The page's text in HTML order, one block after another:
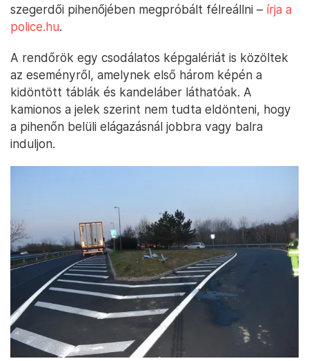
szegerdői pihenőjében megpróbált félreállni – írja a
police.hu.
A rendőrök egy csodálatos képgalériát is közöltek
az eseményről, amelynek első három képén a
kidöntött táblák és kandeláber láthatóak. A
kamionos a jelek szerint nem tudta eldönteni, hogy
a pihenőn belüli elágazásnál jobbra vagy balra
induljon.